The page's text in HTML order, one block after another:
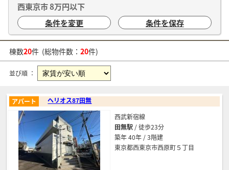
西東京市 8万円以下
条件を変更
条件を保存
棟数20件 (総物件数： 20件)
並び順 ：
ヘリオス87田無
アパート
西武新宿線
田無駅 / 徒歩23分
築年 40年 / 3階建
東京都西東京市西原町５丁目